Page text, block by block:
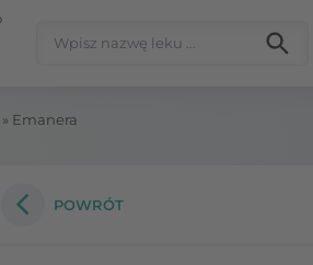
» Emanera
POWRÓT